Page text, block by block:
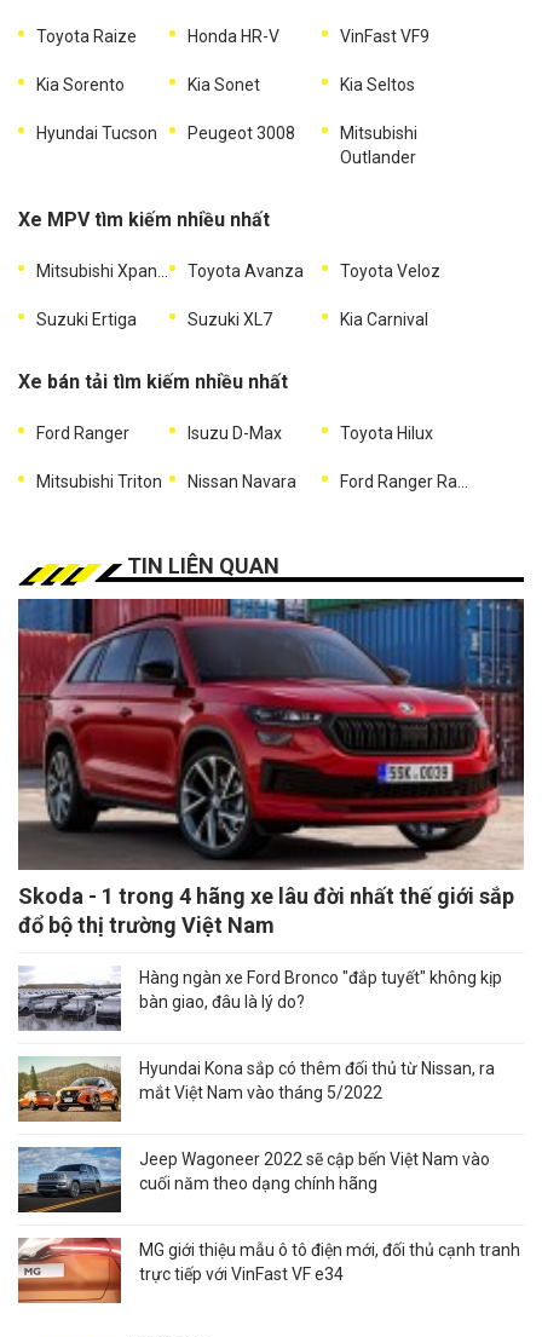
Toyota Raize Honda HR-V VinFast VF9
Kia Sorento Kia Sonet Kia Seltos
Hyundai Tucson Peugeot 3008
Mitsubishi
Outlander
Xe MPV tìm kiếm nhiều nhất
Toyota Avanza Toyota Veloz
Suzuki Ertiga Suzuki XL7 Kia Carnival
Xe bán tải tìm kiếm nhiều nhất
Ford Ranger Isuzu D-Max Toyota Hilux
Mitsubishi Triton Nissan Navara
TIN LIÊN QUAN
Skoda - 1 trong 4 hãng xe lâu đời nhất thế giới sắp
đổ bộ thị trường Việt Nam
Hàng ngàn xe Ford Bronco "đắp tuyết" không kịp
bàn giao, đâu là lý do?
Hyundai Kona sắp có thêm đối thủ từ Nissan, ra
mắt Việt Nam vào tháng 5/2022
Jeep Wagoneer 2022 sẽ cập bến Việt Nam vào
cuối năm theo dạng chính hãng
MG giới thiệu mẫu ô tô điện mới, đối thủ cạnh tranh
trực tiếp với VinFast VF e34